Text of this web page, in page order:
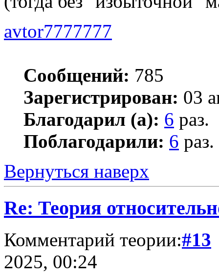
avtor7777777
Сообщений: 785
Зарегистрирован: 03
Благодарил (а): 6 раз.
Поблагодарили: 6 раз.
Вернуться наверх
Re: Теория
Комментарий теории:#13
2025, 00:24